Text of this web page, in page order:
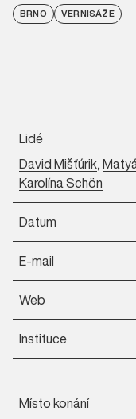
BRNO VERNISÁŽE
Lidé
David Mišťúrik,
Karolína Schön
Datum
E-mail
Web
Instituce
Místo konání